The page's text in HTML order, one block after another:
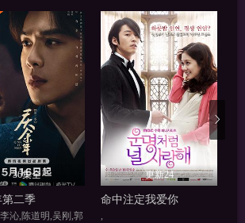
36集全
第二季
沁,陈道明,吴刚,郭
更新24
命中注定我爱你
,